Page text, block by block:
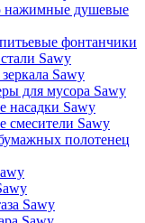
нажимные душевые
фонтанчики
Sawy
Sawy
для мусора Sawy
насадки Sawy
смесители Sawy
полотенец
Sawy